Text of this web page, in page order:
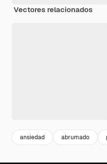
Vectores relacionados
ansiedad abrumado